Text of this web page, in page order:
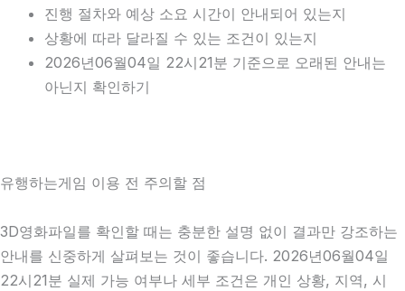
진행 절차와 예상 소요 시간이 안내되어 있는지
상황에 따라 달라질 수 있는 조건이 있는지
2026년06월04일 22시21분 기준으로 오래된 안내는
아닌지 확인하기
유행하는게임 이용 전 주의할 점
3D영화파일를 확인할 때는 충분한 설명 없이 결과만 강조하는
안내를 신중하게 살펴보는 것이 좋습니다. 2026년06월04일
22시21분 실제 가능 여부나 세부 조건은 개인 상황, 지역, 시